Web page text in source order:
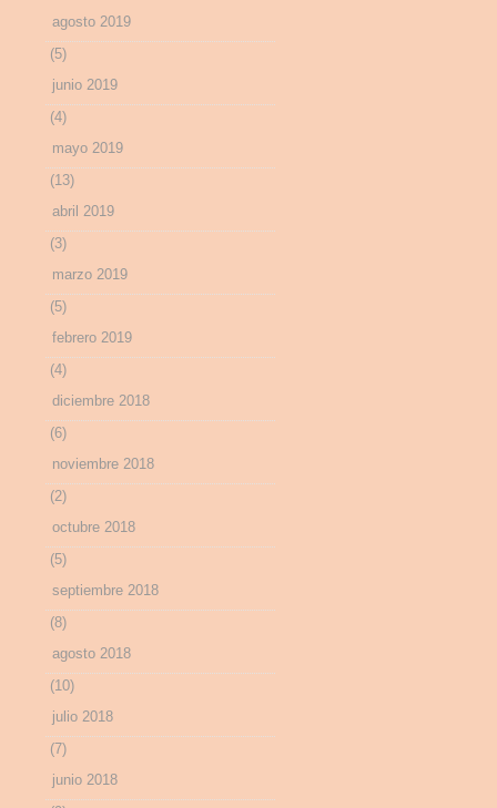
agosto 2019
(5)
junio 2019
(4)
mayo 2019
(13)
abril 2019
(3)
marzo 2019
(5)
febrero 2019
(4)
diciembre 2018
(6)
noviembre 2018
(2)
octubre 2018
(5)
septiembre 2018
(8)
agosto 2018
(10)
julio 2018
(7)
junio 2018